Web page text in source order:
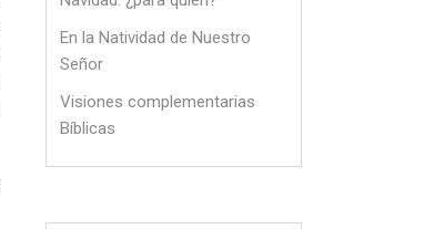
En la Natividad de Nuestro
Señor
Visiones complementarias
Bíblicas